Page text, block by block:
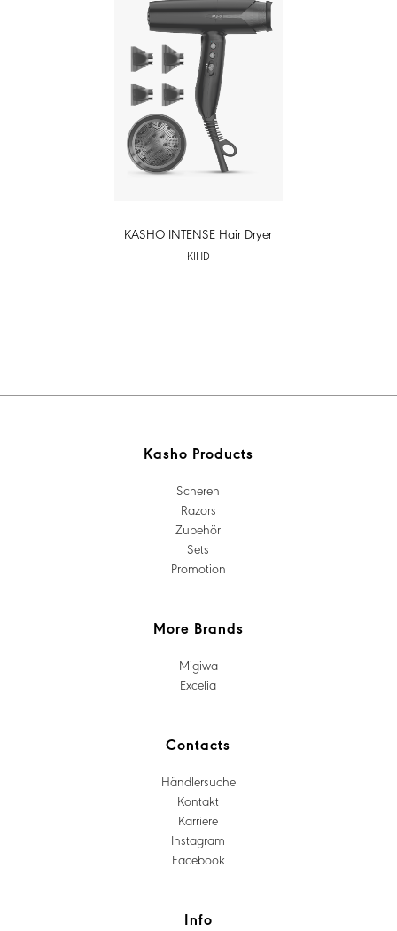
KASHO INTENSE Hair Dryer
KIHD
Kasho Products
More Brands
Info
Contacts
Scheren
Razors
Zubehör
Sets
Promotion
Migiwa
Excelia
Händlersuche
Kontakt
Karriere
Instagram
Facebook